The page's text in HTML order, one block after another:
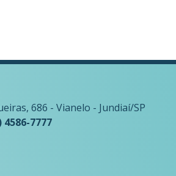
686 - Vianelo - Jundiaí/SP
7777